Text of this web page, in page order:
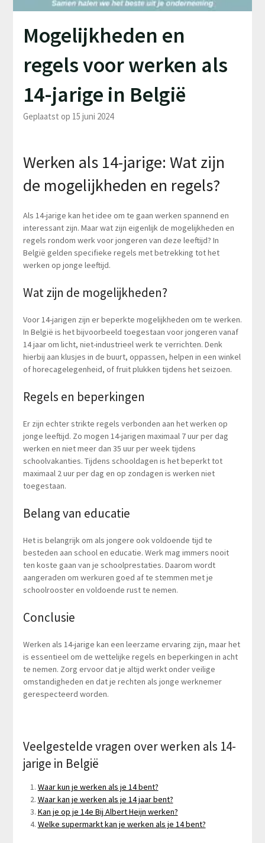
Mogelijkheden en
regels voor werken als
14-jarige in België
Geplaatst op 15 juni 2024
Werken als 14-jarige: Wat zijn
de mogelijkheden en regels?
Als 14-jarige kan het idee om te gaan werken spannend en
interessant zijn. Maar wat zijn eigenlijk de mogelijkheden en
regels rondom werk voor jongeren van deze leeftijd? In
België gelden specifieke regels met betrekking tot het
werken op jonge leeftijd.
Wat zijn de mogelijkheden?
Voor 14-jarigen zijn er beperkte mogelijkheden om te werken.
In België is het bijvoorbeeld toegestaan voor jongeren vanaf
14 jaar om licht, niet-industrieel werk te verrichten. Denk
hierbij aan klusjes in de buurt, oppassen, helpen in een winkel
of horecagelegenheid, of fruit plukken tijdens het seizoen.
Regels en beperkingen
Er zijn echter strikte regels verbonden aan het werken op
jonge leeftijd. Zo mogen 14-jarigen maximaal 7 uur per dag
werken en niet meer dan 35 uur per week tijdens
schoolvakanties. Tijdens schooldagen is het beperkt tot
maximaal 2 uur per dag en op zondagen is werken niet
toegestaan.
Belang van educatie
Het is belangrijk om als jongere ook voldoende tijd te
besteden aan school en educatie. Werk mag immers nooit
ten koste gaan van je schoolprestaties. Daarom wordt
aangeraden om werkuren goed af te stemmen met je
schoolrooster en voldoende rust te nemen.
Conclusie
Werken als 14-jarige kan een leerzame ervaring zijn, maar het
is essentieel om de wettelijke regels en beperkingen in acht
te nemen. Zorg ervoor dat je altijd werkt onder veilige
omstandigheden en dat je rechten als jonge werknemer
gerespecteerd worden.
Veelgestelde vragen over werken als 14-
jarige in België
Waar kun je werken als je 14 bent?
Waar kan je werken als je 14 jaar bent?
Kan je op je 14e Bij Albert Heijn werken?
Welke supermarkt kan je werken als je 14 bent?